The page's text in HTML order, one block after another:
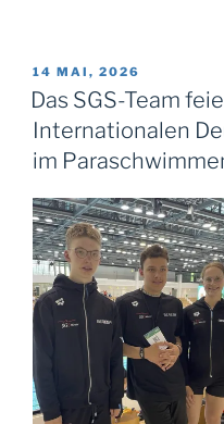
VERÖFFENTLICHT
AM
14 MAI, 2026
Das SGS-Team
Internationalen
im